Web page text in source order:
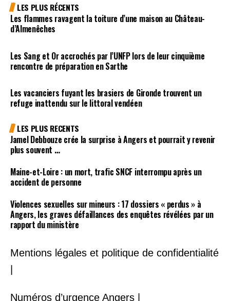
LES PLUS RÉCENTS
Les flammes ravagent la toiture d’une maison au Château-
d’Almenêches
Les Sang et Or accrochés par l’UNFP lors de leur cinquième
rencontre de préparation en Sarthe
Les vacanciers fuyant les brasiers de Gironde trouvent un
refuge inattendu sur le littoral vendéen
LES PLUS RECENTS
Jamel Debbouze crée la surprise à Angers et pourrait y revenir
plus souvent …
Maine-et-Loire : un mort, trafic SNCF interrompu après un
accident de personne
Violences sexuelles sur mineurs : 17 dossiers « perdus » à
Angers, les graves défaillances des enquêtes révélées par un
rapport du ministère
Mentions légales et politique de confidentialité
Numéros d’urgence Angers |